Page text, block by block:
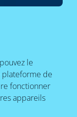
le
plateforme de
fonctionner
appareils